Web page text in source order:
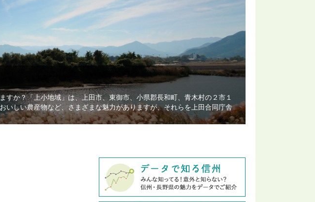
か？「上小地域」は、上田市、東御市、小県郡長和町、青木村の２市１
しい農産物など、さまざまな魅力がありますが、それらを上田合同庁舎